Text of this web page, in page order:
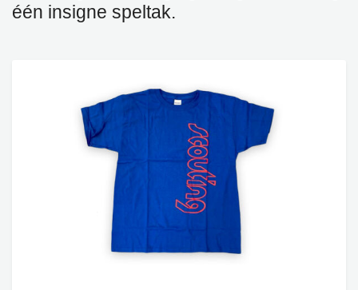
één insigne speltak.